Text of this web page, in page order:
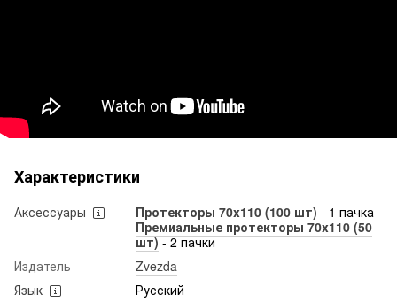
Характеристики
Аксессуары Протекторы 70x110 (100 шт) - 1 пачка
Премиальные протекторы 70x110 (50
шт)- 2 пачки
Издатель
Zvezda
Язык
Русский